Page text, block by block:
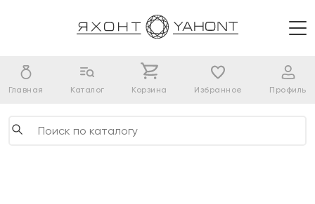
Главная Каталог Корзина Избранное Профиль